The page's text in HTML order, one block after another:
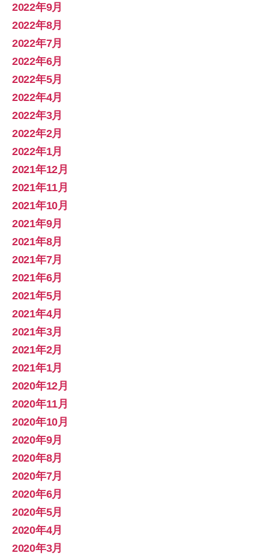
2022年9月
2022年8月
2022年7月
2022年6月
2022年5月
2022年4月
2022年3月
2022年2月
2022年1月
2021年12月
2021年11月
2021年10月
2021年9月
2021年8月
2021年7月
2021年6月
2021年5月
2021年4月
2021年3月
2021年2月
2021年1月
2020年12月
2020年11月
2020年10月
2020年9月
2020年8月
2020年7月
2020年6月
2020年5月
2020年4月
2020年3月